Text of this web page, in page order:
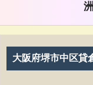
大阪府堺市中区貸